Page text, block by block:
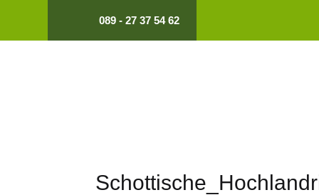
089 - 27 37 54 62